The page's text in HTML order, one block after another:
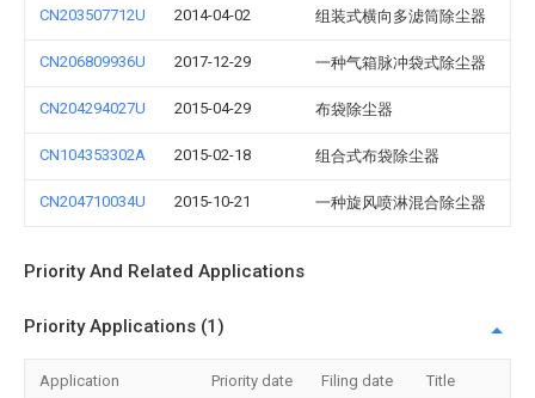
CN203507712U 2014-04-02 组装式横向多滤筒除尘器
CN206809936U 2017-12-29 一种气箱脉冲袋式除尘器
CN204294027U 2015-04-29 布袋除尘器
CN104353302A 2015-02-18 组合式布袋除尘器
CN204710034U 2015-10-21 一种旋风喷淋混合除尘器
Priority And Related Applications
Priority Applications (1)
Application Priority date Filing date Title